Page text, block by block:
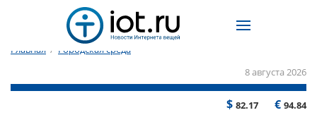
Главная / Городская среда
8 августа 2026
$ 82.17 € 94.84